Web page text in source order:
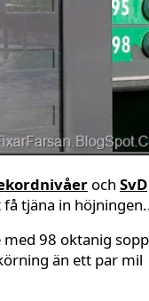
och SvD
tjäna in
med 98 oktanig
än ett par mil